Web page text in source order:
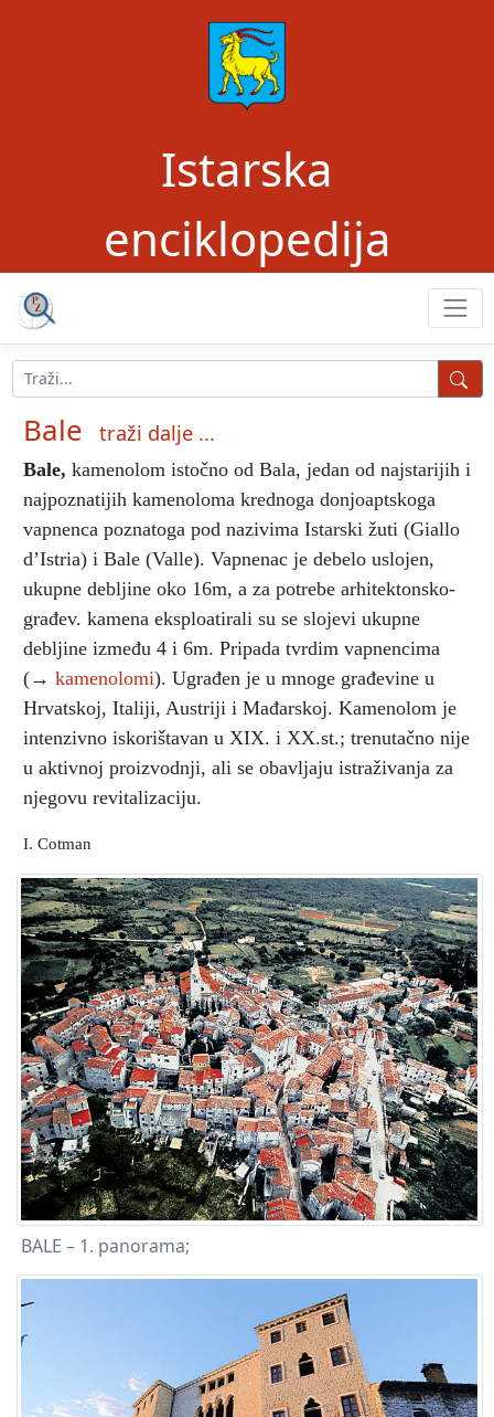
Istarska
enciklopedija
Bale traži dalje ...
Bale, kamenolom istočno od Bala, jedan od najstarijih i
najpoznatijih kamenoloma krednoga donjoaptskoga
vapnenca poznatoga pod nazivima Istarski žuti (Giallo
d’Istria) i Bale (Valle). Vapnenac je debelo uslojen,
ukupne debljine oko 16m, a za potrebe arhitektonsko-
građev. kamena eksploatirali su se slojevi ukupne
debljine između 4 i 6m. Pripada tvrdim vapnencima
(→ kamenolomi). Ugrađen je u mnoge građevine u
Hrvatskoj, Italiji, Austriji i Mađarskoj. Kamenolom je
intenzivno iskorištavan u XIX. i XX.st.; trenutačno nije
u aktivnoj proizvodnji, ali se obavljaju istraživanja za
njegovu revitalizaciju.
I. Cotman
BALE – 1. panorama;